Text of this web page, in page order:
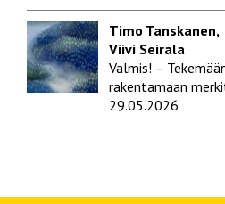
Timo Tanskanen,
Viivi Seirala
Valmis! –
rakentamaan
29.05.2026